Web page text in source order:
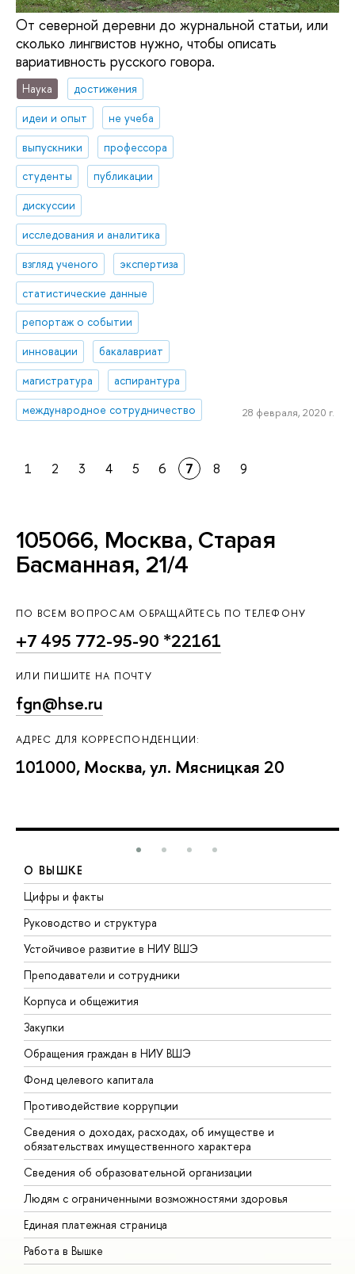
От северной деревни до журнальной статьи, или
сколько лингвистов нужно, чтобы описать
вариативность русского говора.
Наука
достижения
идеи и опыт
не учеба
выпускники
профессора
студенты
публикации
дискуссии
исследования и аналитика
взгляд ученого
экспертиза
статистические данные
репортаж о событии
инновации
бакалавриат
магистратура
аспирантура
международное сотрудничество
28 февраля, 2020 г.
1 2 3 4 5 6 7 8 9
105066, Москва, Старая
Басманная, 21/4
ПО ВСЕМ ВОПРОСАМ ОБРАЩАЙТЕСЬ ПО ТЕЛЕФОНУ
+7 495 772-95-90 *22161
ИЛИ ПИШИТЕ НА ПОЧТУ
fgn@hse.ru
АДРЕС ДЛЯ КОРРЕСПОНДЕНЦИИ:
101000, Москва, ул. Мясницкая 20
О ВЫШКЕ
Цифры и факты
Руководство и структура
Устойчивое развитие в НИУ ВШЭ
Преподаватели и сотрудники
Корпуса и общежития
Закупки
Обращения граждан в НИУ ВШЭ
Фонд целевого капитала
Противодействие коррупции
Сведения о доходах, расходах, об имуществе и
обязательствах имущественного характера
Сведения об образовательной организации
Людям с ограниченными возможностями здоровья
Единая платежная страница
Работа в Вышке